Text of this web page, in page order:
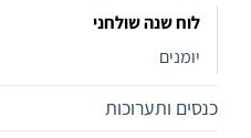
לוח שנה שולחני
יומנים
כנסים ותערוכות